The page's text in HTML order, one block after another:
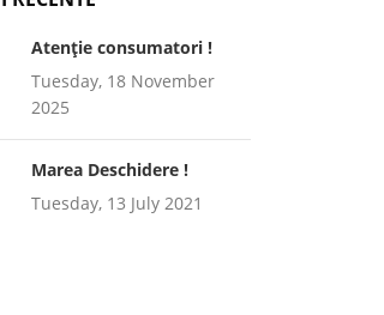
Atenție consumatori !
Tuesday, 18 November
2025
Marea Deschidere !
Tuesday, 13 July 2021